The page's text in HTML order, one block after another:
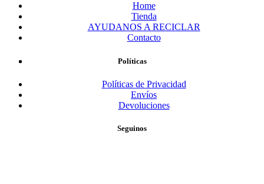
Home
Tienda
AYUDANOS A RECICLAR
Contacto
Políticas
Políticas de Privacidad
Envíos
Devoluciones
Seguinos